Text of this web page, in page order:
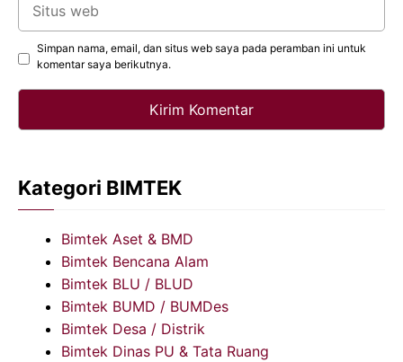
Simpan nama, email, dan situs web saya pada peramban ini untuk
komentar saya berikutnya.
Kategori BIMTEK
Bimtek Aset & BMD
Bimtek Bencana Alam
Bimtek BLU / BLUD
Bimtek BUMD / BUMDes
Bimtek Desa / Distrik
Bimtek Dinas PU & Tata Ruang